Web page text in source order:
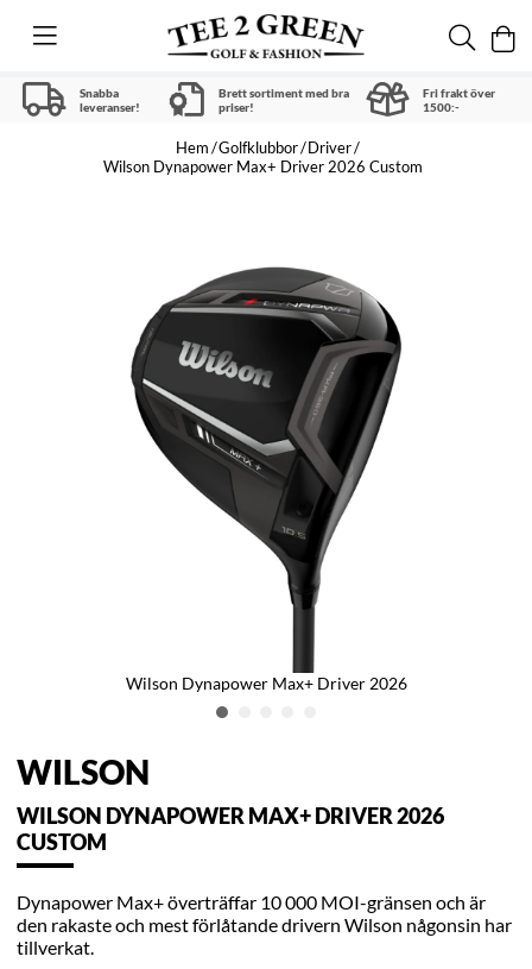
Snabba
leveranser!
Brett sortiment med bra
priser!
Fri frakt över
1500:-
Hem Golfklubbor Driver
Wilson Dynapower Max+ Driver 2026 Custom
Wilson Dynapower Max+ Driver 2026
WILSON
WILSON DYNAPOWER MAX+ DRIVER 2026
CUSTOM
Dynapower Max+ överträffar 10 000 MOI-gränsen och är
den rakaste och mest förlåtande drivern Wilson någonsin har
tillverkat.